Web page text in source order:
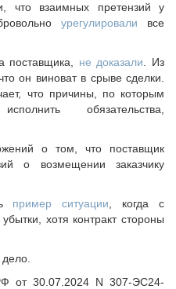
что взаимных претензий у
урегулировали все
поставщика, не доказали . Из
он виноват в срыве сделки.
что причины, по которым
обязательства,
о том, что поставщик
о возмещении заказчику
пример ситуации , когда с
хотя контракт стороны
от 30.07.2024 N 307-ЭС24-